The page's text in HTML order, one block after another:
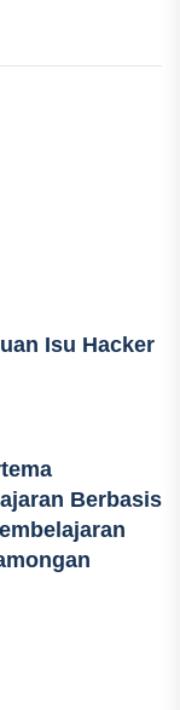
Isu Hacker
Berbasis